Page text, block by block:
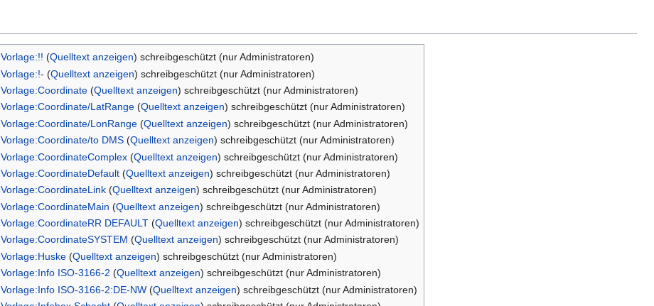
Vorlage:!! (Quelltext anzeigen) schreibgeschützt (nur Administratoren)
Vorlage:!- (Quelltext anzeigen) schreibgeschützt (nur Administratoren)
Vorlage:Coordinate(Quelltext anzeigen) schreibgeschützt (nur Administratoren)
Vorlage:Coordinate/LatRange(Quelltext anzeigen) schreibgeschützt (nur Administratoren)
Vorlage:Coordinate/LonRange(Quelltext anzeigen) schreibgeschützt (nur Administratoren)
Vorlage:Coordinate/to DMS(Quelltext anzeigen) schreibgeschützt (nur Administratoren)
Vorlage:CoordinateComplex(Quelltext anzeigen) schreibgeschützt (nur Administratoren)
Vorlage:CoordinateDefault(Quelltext anzeigen) schreibgeschützt (nur Administratoren)
Vorlage:CoordinateLink(Quelltext anzeigen) schreibgeschützt (nur Administratoren)
Vorlage:CoordinateMain (Quelltext anzeigen) schreibgeschützt (nur Administratoren)
Vorlage:CoordinateRR DEFAULT(Quelltext anzeigen) schreibgeschützt (nur Administratoren)
Vorlage:CoordinateSYSTEM (Quelltext anzeigen) schreibgeschützt (nur Administratoren)
Vorlage:Huske(Quelltext anzeigen) schreibgeschützt (nur Administratoren)
Vorlage:Info ISO-3166-2 (Quelltext anzeigen) schreibgeschützt (nur Administratoren)
Vorlage:Info ISO-3166-2:DE-NW(Quelltext anzeigen) schreibgeschützt (nur Administratoren)